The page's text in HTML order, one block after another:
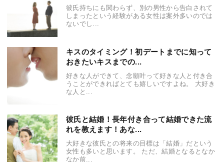
彼氏持ちにも関わらず、別の男性から告白されて
しまったという経験がある女性は案外多いのでは
ないでし...
キスのタイミング！初デートまでに知って
おきたいキスまでの...
好きな人ができて、念願叶って好きな人と付き合
うことができればとても嬉しいですよね。 大好き
な人と...
彼氏と結婚！長年付き合って結婚できた流
れを教えます！あな...
大好きな彼氏との将来の目標は「結婚」だという
女性も多いと思います。 ただ、結婚となるとなか
なか前...